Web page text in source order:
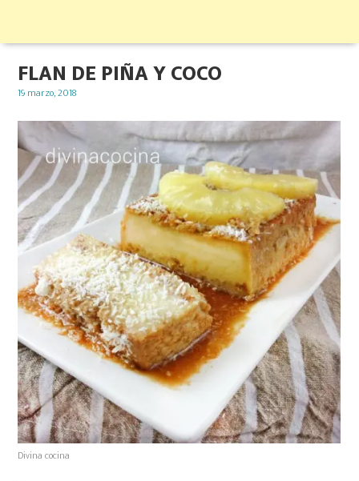
FLAN DE PIÑA Y COCO
Posted
19 marzo, 2018
Divina cocina